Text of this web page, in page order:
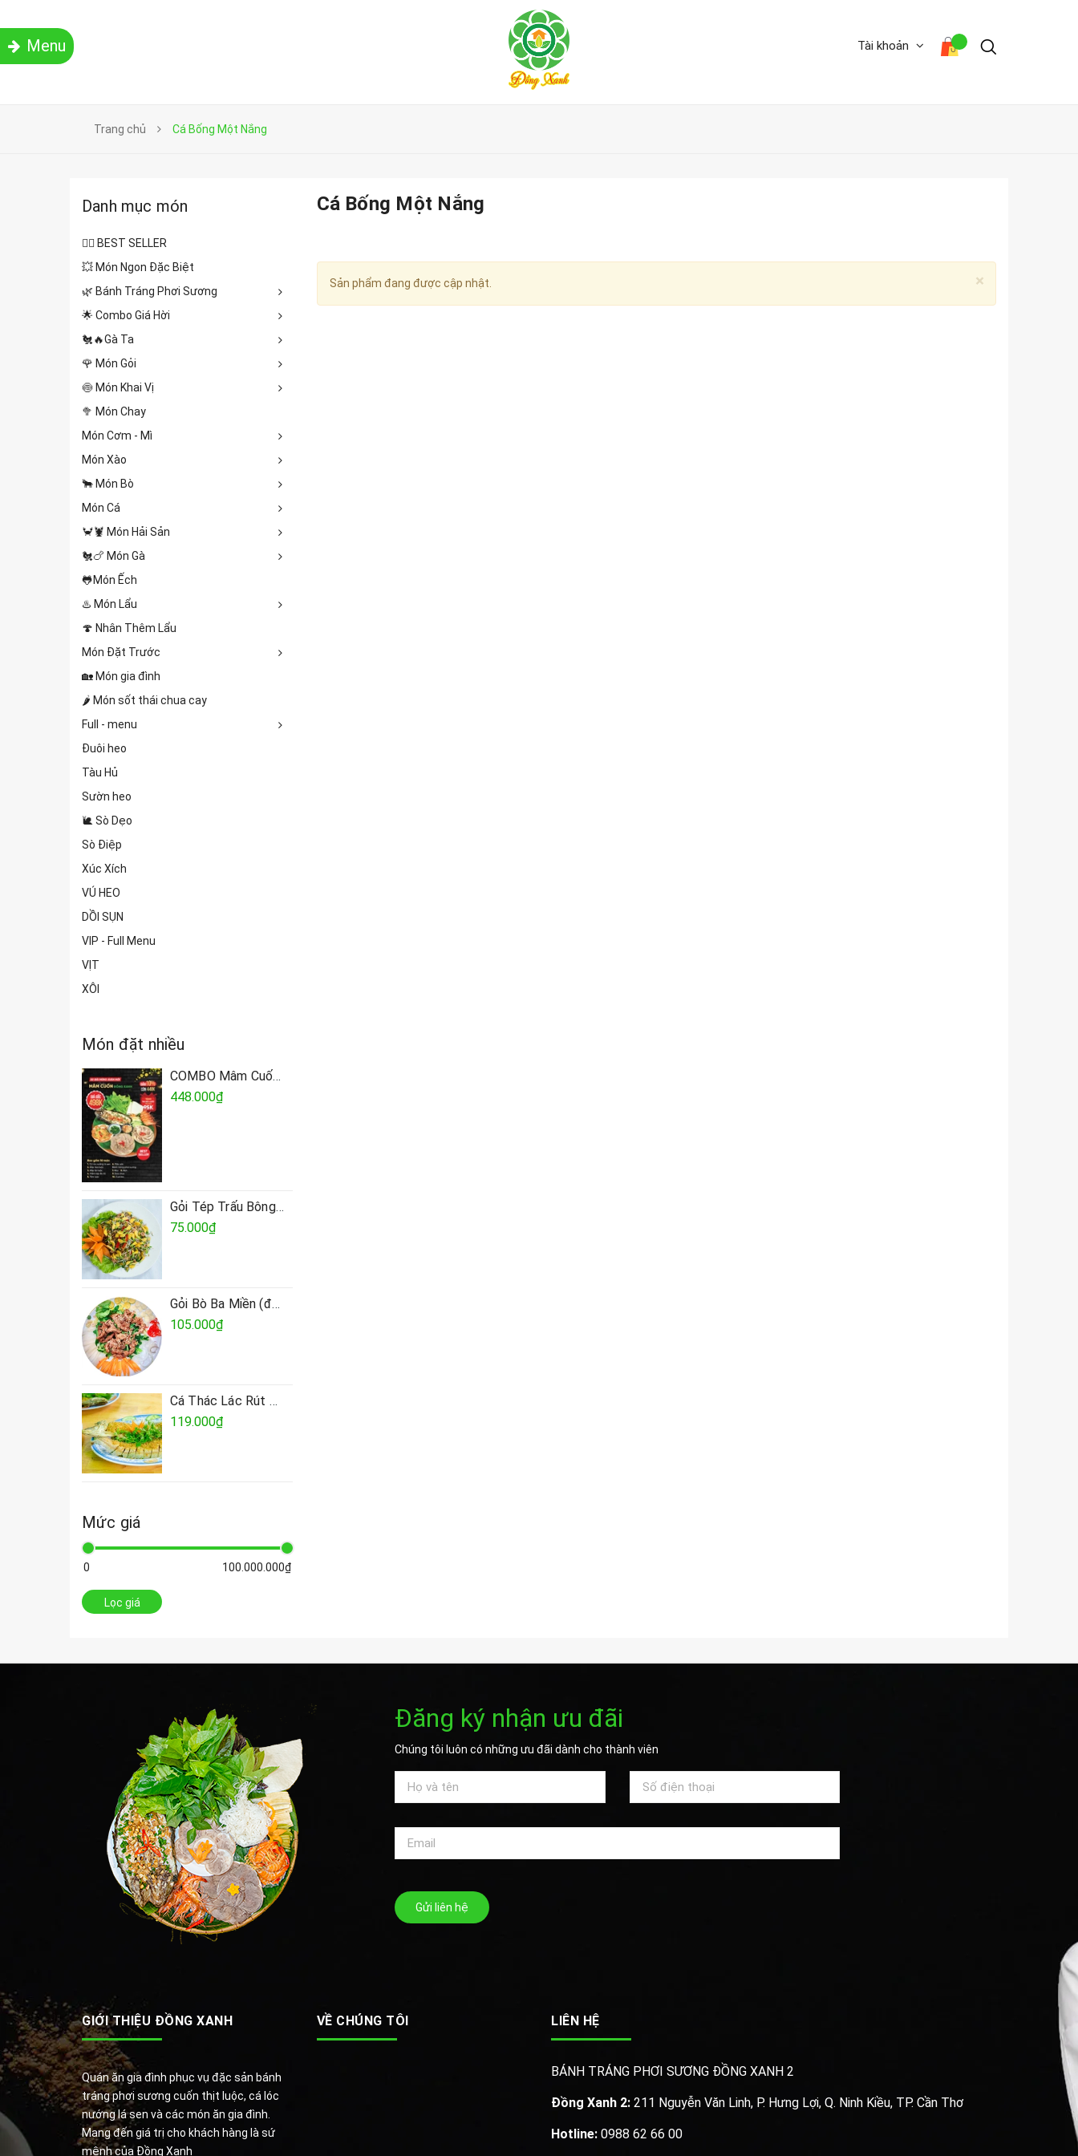
Tài khoản
Menu
Trang chủ Cá Bống Một Nắng
Danh mục món
❤️‍🔥 BEST SELLER
💥 Món Ngon Đặc Biệt
🌿 Bánh Tráng Phơi Sương
🌟 Combo Giá Hời
🐔🔥Gà Ta
🌹 Món Gỏi
🍥 Món Khai Vị
🥦 Món Chay
Món Cơm - Mì
Món Xào
🐂 Món Bò
Món Cá
🦀🦞 Món Hải Sản
🐔🍗 Món Gà
🐸Món Ếch
♨️ Món Lẩu
🍄 Nhân Thêm Lẩu
Món Đặt Trước
🏡 Món gia đình
🌶️ Món sốt thái chua cay
Full - menu
Đuôi heo
Tàu Hủ
Sườn heo
🐌 Sò Dẹo
Sò Điệp
Xúc Xích
VÚ HEO
DỒI SỤN
VIP - Full Menu
VỊT
XÔI
Món đặt nhiều
COMBO Mâm Cuốn Đồng Xanh
448.000₫
Gỏi Tép Trấu Bông Điên Điển
75.000₫
Gỏi Bò Ba Miền (đặt trước)
105.000₫
Cá Thác Lác Rút Xương Chiên Sả/Chiên giòn
119.000₫
Mức giá
Lọc giá
Cá Bống Một Nắng
×
Sản phẩm đang được cập nhật.
Đăng ký nhận ưu đãi
Chúng tôi luôn có những ưu đãi dành cho thành viên
Gửi liên hệ
GIỚI THIỆU ĐỒNG XANH
Quán ăn gia đình phục vụ đặc sản bánh
tráng phơi sương cuốn thịt luộc, cá lóc
nướng lá sen và các món ăn gia đình.
Mang đến giá trị cho khách hàng là sứ
mệnh của Đồng Xanh
VỀ CHÚNG TÔI LIÊN HỆ
BÁNH TRÁNG PHƠI SƯƠNG ĐỒNG XANH 2
Đồng Xanh 2: 211 Nguyễn Văn Linh, P. Hưng Lợi, Q. Ninh Kiều, TP. Cần Thơ
Hotline: 0988 62 66 00